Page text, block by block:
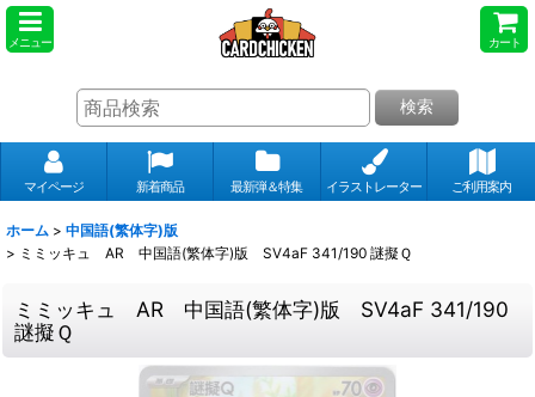
メニュー カート
検索
マイページ 新着商品 最新弾＆特集 イラストレーター ご利用案内
ホーム > 中国語(繁体字)版
> ミミッキュ AR 中国語(繁体字)版 SV4aF 341/190 謎擬Ｑ
ミミッキュ AR 中国語(繁体字)版 SV4aF 341/190
謎擬Ｑ